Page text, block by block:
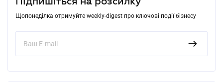
Щопонеділка отримуйте weekly-digest про ключові події бізнесу